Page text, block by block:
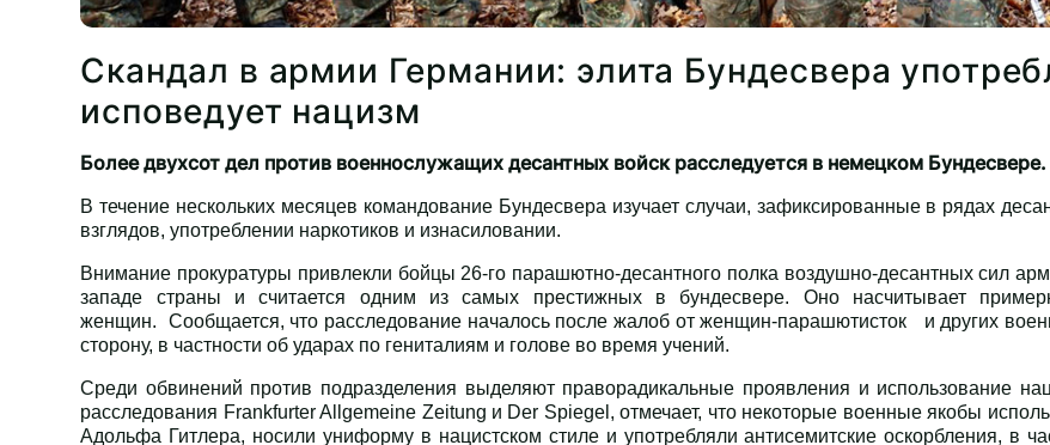
Скандал в армии Германии: элита Бундесвера
исповедует нацизм
Более двухсот дел против военнослужащих десантных войск расследуется в немецком
В течение нескольких месяцев командование Бундесвера изучает случаи, зафиксированные в рядах
взглядов, употреблении наркотиков и изнасиловании. ​
Внимание прокуратуры привлекли бойцы 26-го парашютно-десантного полка воздушно-десантных сил
западе страны и считается одним из самых престижных в бундесвере. Оно насчитывает
женщин. Сообщается, что расследование началось после жалоб от женщин-парашютисток и других
сторону, в частности об ударах по гениталиям и голове во время учений.
Среди обвинений против подразделения выделяют праворадикальные проявления и использование
расследования Frankfurter Allgemeine Zeitung и Der Spiegel, отмечает, что некоторые военные якобы
Адольфа Гитлера, носили униформу в нацистском стиле и употребляли антисемитские оскорбления, в